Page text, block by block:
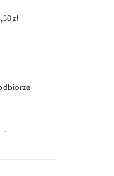
zł
-